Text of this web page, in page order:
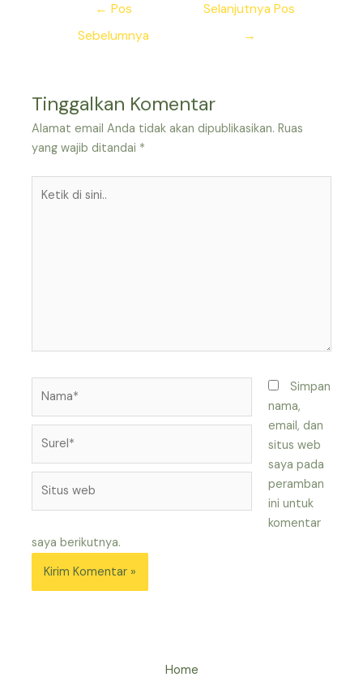
← Pos
Sebelumnya
Selanjutnya Pos
→
Tinggalkan Komentar
Alamat email Anda tidak akan dipublikasikan. Ruas
yang wajib ditandai *
web
Simpan
nama,
email, dan
situs web
saya pada
peramban
ini untuk
komentar
saya berikutnya.
Home